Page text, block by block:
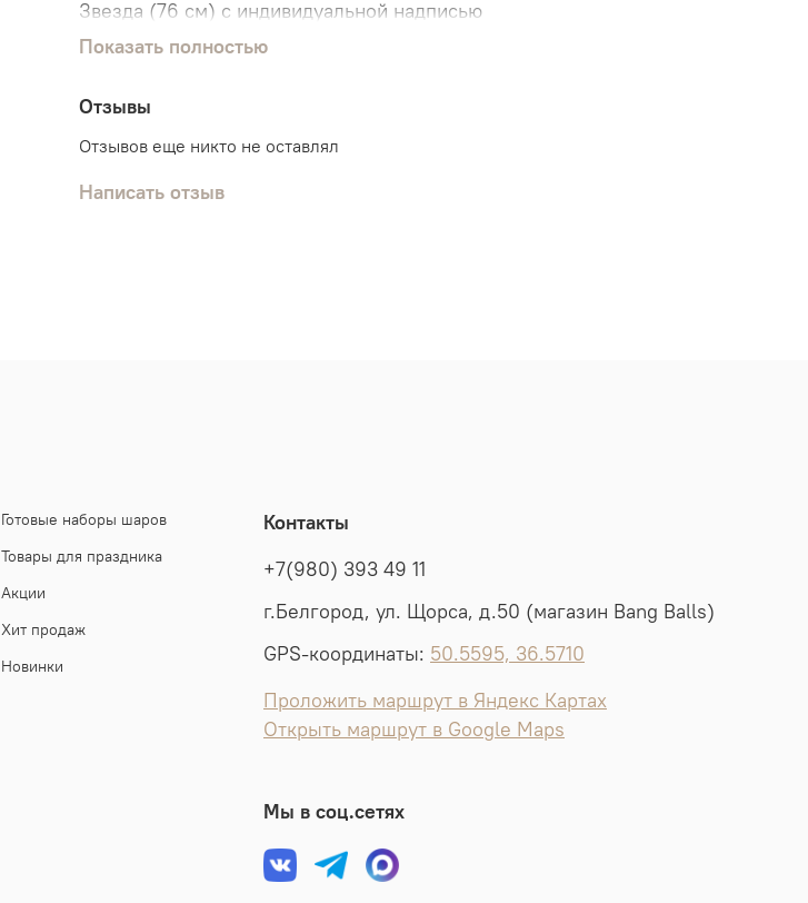
Звезда (76 см) с индивидуальной надписью
Связка из 11 шаров:
5 обычных шариков
2 шарика хром
Показать полностью
Отзывы
Отзывов еще никто не оставлял
Написать отзыв
Готовые наборы шаров
Товары для праздника
Акции
Хит продаж
Новинки
Контакты
+7(980) 393 49 11
г.Белгород, ул. Щорса, д.50 (магазин Bang Balls)
GPS-координаты: 50.5595, 36.5710
Проложить маршрут в Яндекс Картах
Открыть маршрут в Google Maps
Мы в соц.сетях